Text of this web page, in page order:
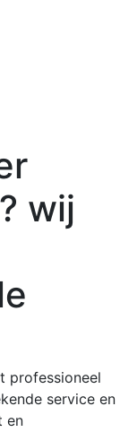
wij
professioneel
service en
en